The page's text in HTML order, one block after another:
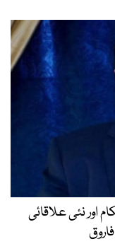
اور نئی علاقائی